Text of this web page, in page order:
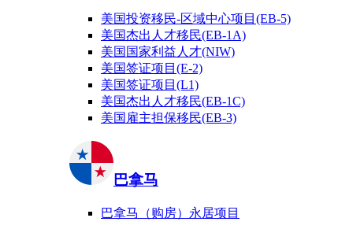
美国投资移民-区域中心项目(EB-5)
美国杰出人才移民(EB-1A)
美国国家利益人才(NIW)
美国签证项目(E-2)
美国签证项目(L1)
美国杰出人才移民(EB-1C)
美国雇主担保移民(EB-3)
巴拿马
巴拿马（购房）永居项目